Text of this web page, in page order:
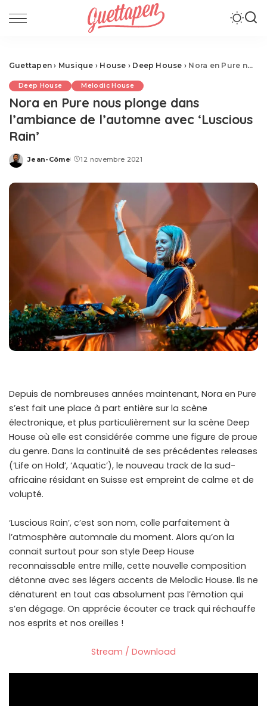
Guettapen › Musique › House › Deep House › Nora en Pure nous plonge dans l’ambiance de l’automne avec ‘Luscious Rain’
Deep House Melodic House
Nora en Pure nous plonge dans
l’ambiance de l’automne avec ‘Luscious
Rain’
Posted
Jean-Côme 12 novembre 2021
Depuis de nombreuses années maintenant, Nora en Pure
s’est fait une place à part entière sur la scène
électronique, et plus particulièrement sur la scène Deep
House où elle est considérée comme une figure de proue
du genre. Dans la continuité de ses précédentes releases
(‘Life on Hold’, ‘Aquatic’), le nouveau track de la sud-
africaine résidant en Suisse est empreint de calme et de
volupté.
‘Luscious Rain’, c’est son nom, colle parfaitement à
l’atmosphère automnale du moment. Alors qu’on la
connait surtout pour son style Deep House
reconnaissable entre mille, cette nouvelle composition
détonne avec ses légers accents de Melodic House. Ils ne
dénaturent en tout cas absolument pas l’émotion qui
s’en dégage. On apprécie écouter ce track qui réchauffe
nos esprits et nos oreilles !
Stream / Download